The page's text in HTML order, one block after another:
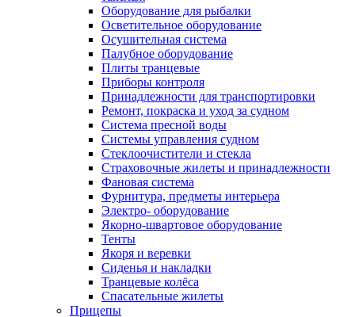
Оборудование для рыбалки
Осветительное оборудование
Осушительная система
Палубное оборудование
Плиты транцевые
Приборы контроля
Принадлежности для транспортировки
Ремонт, покраска и уход за судном
Система пресной воды
Системы управления судном
Стеклоочистители и стекла
Страховочные жилеты и принадлежности
Фановая система
Фурнитура, предметы интерьера
Электро- оборудование
Якорно-швартовое оборудование
Тенты
Якоря и веревки
Сиденья и накладки
Транцевые колёса
Спасательные жилеты
Прицепы